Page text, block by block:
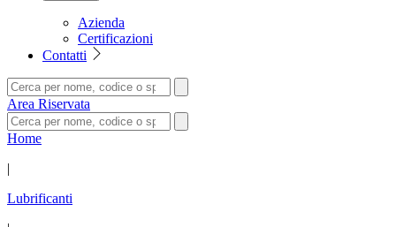
Azienda
Certificazioni
Contatti
Area Riservata
Home
|
Lubrificanti